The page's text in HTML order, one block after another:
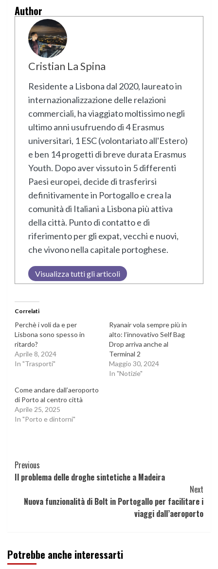
Author
Cristian La Spina
Residente a Lisbona dal 2020, laureato in
internazionalizzazione delle relazioni
commerciali, ha viaggiato moltissimo negli
ultimo anni usufruendo di 4 Erasmus
universitari, 1 ESC (volontariato all'Estero)
e ben 14 progetti di breve durata Erasmus
Youth. Dopo aver vissuto in 5 differenti
Paesi europei, decide di trasferirsi
definitivamente in Portogallo e crea la
comunità di Italiani a Lisbona più attiva
della città. Punto di contatto e di
riferimento per gli expat, vecchi e nuovi,
che vivono nella capitale portoghese.
Visualizza tutti gli articoli
Correlati
Perchè i voli da e per
Lisbona sono spesso in
ritardo?
Aprile 8, 2024
In "Trasporti"
Ryanair vola sempre più in
alto: l’innovativo Self Bag
Drop arriva anche al
Terminal 2
Maggio 30, 2024
In "Notizie"
Come andare dall’aeroporto
di Porto al centro città
Aprile 25, 2025
In "Porto e dintorni"
Continue
Reading
Previous
Il problema delle droghe sintetiche a Madeira
Next
Nuova funzionalità di Bolt in Portogallo per facilitare i
viaggi dall’aeroporto
Potrebbe anche interessarti